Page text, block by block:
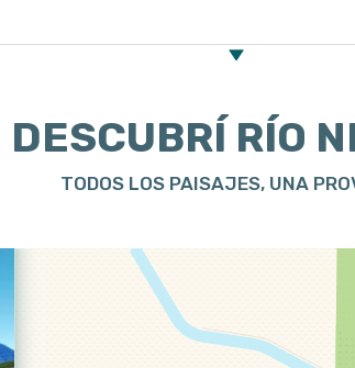
DESCUBRÍ RÍO
TODOS LOS PAISAJES, UNA